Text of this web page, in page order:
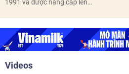
1991 và được nâng cấp lên
nghị Cấp cao vào các năm 2005,
2010, 2016, 2018, 2021.
Videos